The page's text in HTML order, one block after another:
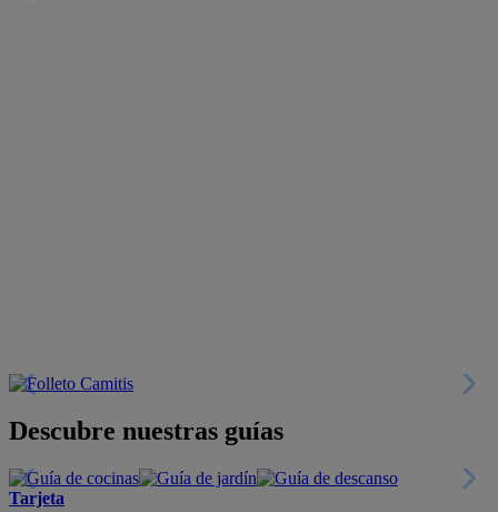
Descubre nuestras guías
Tarjeta